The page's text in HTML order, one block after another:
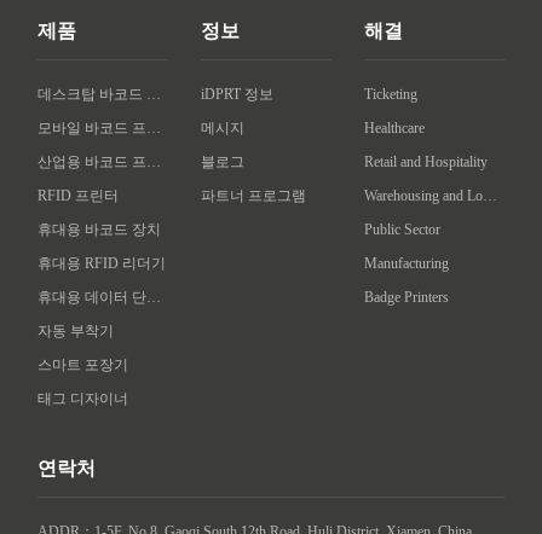
제품
RFID 프린터
휴대용 바코드 장치
휴대용 RFID 리더기
자동 부착기
스마트 포장기
태그 디자이너
정보
iDPRT 정보
메시지
블로그
파트너 프로그램
해결
Ticketing
Healthcare
Retail and Hospitality
Public Sector
Manufacturing
Badge Printers
연락처